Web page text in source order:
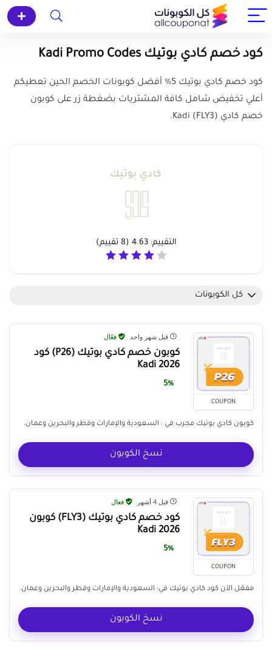
كود خصم كادي بوتيك Kadi Promo Codes
كود خصم كادي بوتيك 5% أفضل كوبونات الخصم الحين تعطيكم
أعلي تخفيض شامل كافة المشتريات بضغطة زر على كوبون
خصم كادي (FLY3) Kadi.
التقييم:4.63
(
8 تقييم)
كل الكوبونات
COUPON
قبل شهر واحد فعّال
كوبون خصم كادي بوتيك (P26) كود
Kadi 2026
5%
كوبون كادي بوتيك مجرب في : السعودية والإمارات وقطر والبحرين وعمان.
نسخ الكوبون
COUPON
قبل 4 أشهر فعال
كود خصم كادي بوتيك (FLY3) كوبون
Kadi 2026
5%
مفعّل الآن كود كادي بوتيك في: السعودية والإمارات وقطر والبحرين وعمان.
نسخ الكوبون